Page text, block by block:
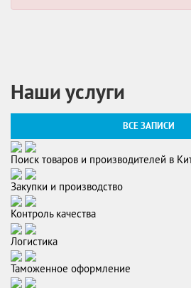
Наши услуги
ВСЕ ЗАПИСИ
Поиск товаров и производителей в
Закупки и производство
Контроль качества
Логистика
Таможенное оформление